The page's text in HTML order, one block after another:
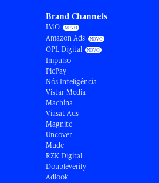
Brand Channels
IMO
Amazon Ads
OPL Digital
Impulso
PicPay
Nós Inteligência
Vistar Media
Machina
Viasat Ads
Magnite
Uncover
Mude
RZK Digital
DoubleVerify
Adlook